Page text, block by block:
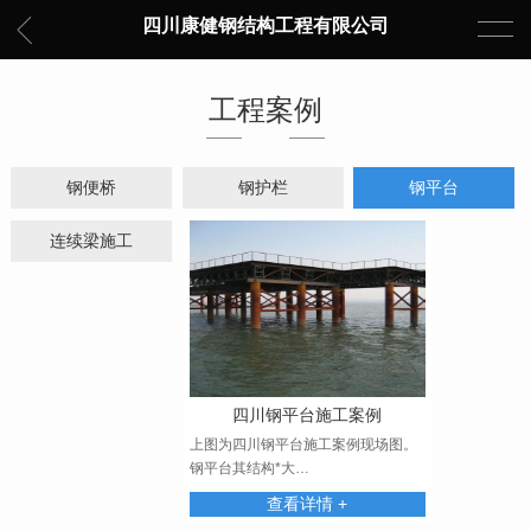
四川康健钢结构工程有限公司
工程案例
钢便桥 钢护栏 钢平台
连续梁施工
四川钢平台施工案例
上图为四川钢平台施工案例现场图。
钢平台其结构*大…
查看详情 +